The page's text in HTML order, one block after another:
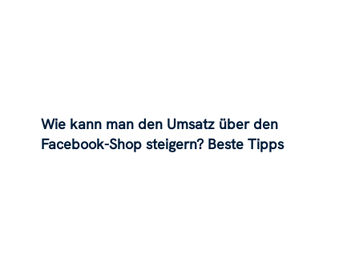
Wie kann man den Umsatz über den
Facebook-Shop steigern? Beste Tipps